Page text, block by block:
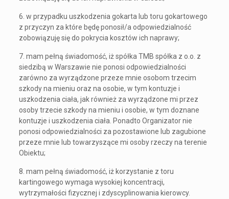
6. w przypadku uszkodzenia gokarta lub toru gokartowego
z przyczyn za które będę ponosił/a odpowiedzialność
zobowiązuję się do pokrycia kosztów ich naprawy;
7. mam pełną świadomość, iż spółka TMB spółka z o.o. z
siedzibą w Warszawie nie ponosi odpowiedzialności
zarówno za wyrządzone przeze mnie osobom trzecim
szkody na mieniu oraz na osobie, w tym kontuzje i
uszkodzenia ciała, jak również za wyrządzone mi przez
osoby trzecie szkody na mieniu i osobie, w tym doznane
kontuzje i uszkodzenia ciała. Ponadto Organizator nie
ponosi odpowiedzialności za pozostawione lub zagubione
przeze mnie lub towarzyszące mi osoby rzeczy na terenie
Obiektu;
8. mam pełną świadomość, iż korzystanie z toru
kartingowego wymaga wysokiej koncentracji,
wytrzymałości fizycznej i zdyscyplinowania kierowcy.